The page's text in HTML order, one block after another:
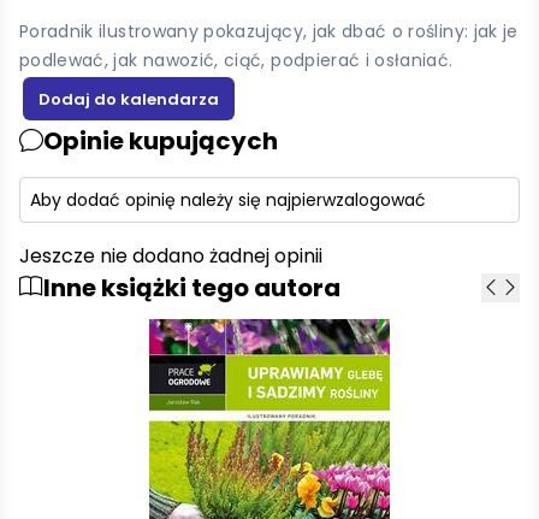
Poradnik ilustrowany pokazujący, jak dbać o rośliny: jak je
podlewać, jak nawozić, ciąć, podpierać i osłaniać.
Opinie kupujących
Aby dodać opinię należy się najpierwzalogować
Jeszcze nie dodano żadnej opinii
Inne książki tego autora